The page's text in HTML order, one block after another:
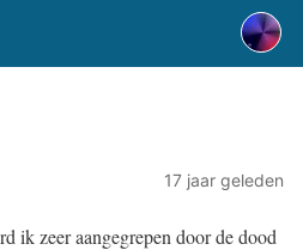
17 jaar geleden
ik zeer aangegrepen door de dood